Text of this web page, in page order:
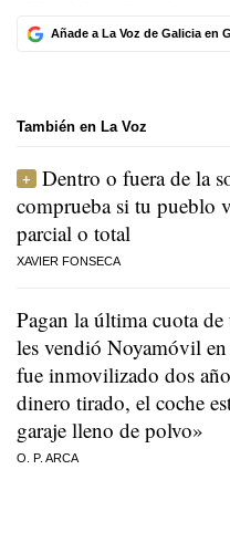
Añade a La Voz de Galicia en
También en La Voz
Dentro o fuera de la
comprueba si tu pueblo
parcial o total
XAVIER FONSECA
Pagan la última cuota
les vendió Noyamóvil
fue inmovilizado dos
dinero tirado, el coche
garaje lleno de polvo»
O. P. ARCA